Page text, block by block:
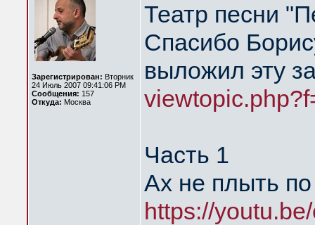
Зарегистрирован: Вторник
24 Июль 2007 09:41:06 PM
Сообщения: 157
Откуда: Москва
Театр песни
Спасибо
выложил эту
Часть 1
Ах не плыть
https://